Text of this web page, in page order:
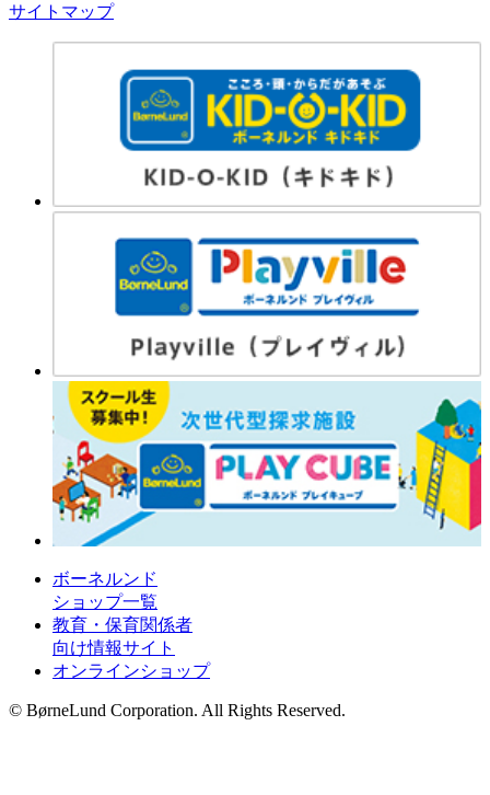
サイトマップ
ボーネルンド
ショップ一覧
教育・保育関係者
向け情報サイト
オンラインショップ
© BørneLund Corporation. All Rights Reserved.